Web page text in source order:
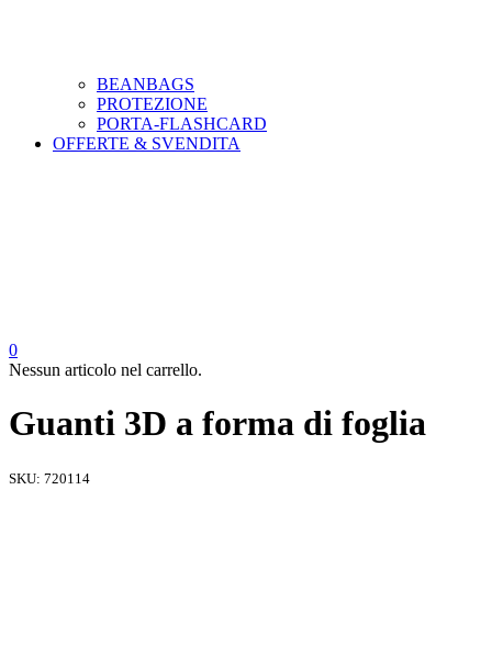
BEANBAGS
PROTEZIONE
PORTA-FLASHCARD
OFFERTE & SVENDITA
0
Nessun articolo nel carrello.
Guanti 3D a forma di foglia
SKU: 720114